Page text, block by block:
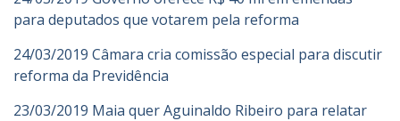
para deputados que votarem pela reforma
24/03/2019 Câmara cria comissão especial para discutir
reforma da Previdência
23/03/2019 Maia quer Aguinaldo Ribeiro para relatar